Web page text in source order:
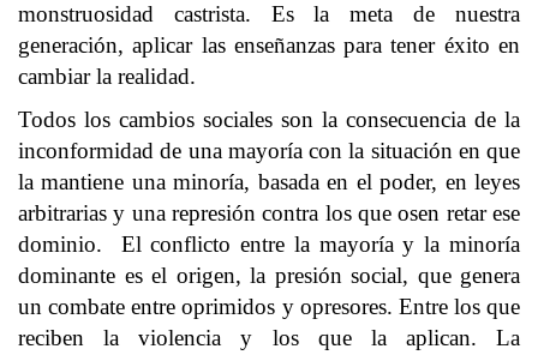
monstruosidad castrista. Es la meta de nuestra
generación, aplicar las enseñanzas para tener éxito en
cambiar la realidad.
Todos los cambios sociales son la consecuencia de la
inconformidad de una mayoría con la situación en que
la mantiene una minoría, basada en el poder, en leyes
arbitrarias y una represión contra los que osen retar ese
dominio. El conflicto entre la mayoría y la minoría
dominante es el origen, la presión social, que genera
un combate entre oprimidos y opresores. Entre los que
reciben la violencia y los que la aplican. La